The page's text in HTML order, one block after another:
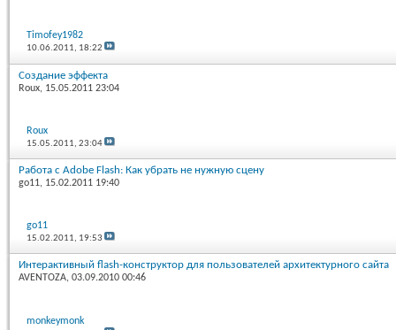
Timofey1982
10.06.2011, 18:22
Создание эффекта
Roux, 15.05.2011 23:04
Roux
15.05.2011,23:04
Работа с Adobe Flash: Как убрать не нужную сцену
go11, 15.02.2011 19:40
go11
15.02.2011, 19:53
Интерактивный flash-конструктор для пользователей архитектурного сайта
AVENTOZA, 03.09.2010 00:46
monkeymonk